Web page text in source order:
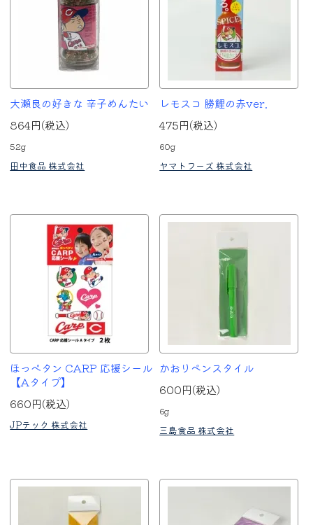
大瀬良の好きな 辛子めんたい
864円(税込)
52g
田中食品 株式会社
レモスコ 勝鯉の赤ver.
475円(税込)
60g
ヤマトフーズ 株式会社
ほっぺタン CARP 応援シール
【Aタイプ】
660円(税込)
JPテック 株式会社
かおりペンスタイル
600円(税込)
6g
三島食品 株式会社